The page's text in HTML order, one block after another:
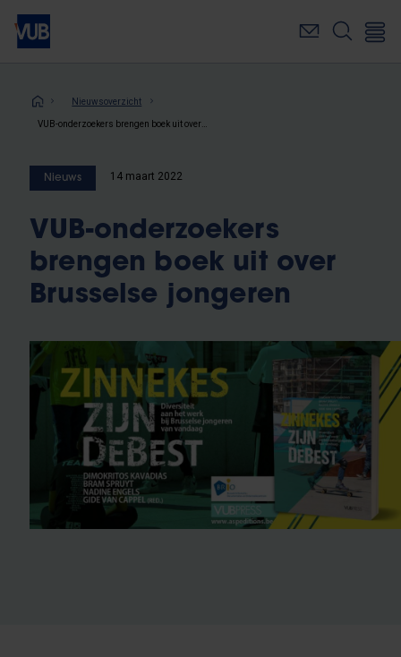
Overslaan
naar
inhoudKruimelpad
Nieuwsoverzicht
Nieuws 14 maart 2022
VUB-onderzoekers
brengen boek uit over
Brusselse jongeren